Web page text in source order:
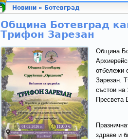
Новини» Ботевград
Община Ботевград
Трифон Зарезан
Община
отбележи
Зарезан.
състои на
Пресвета
здраве и